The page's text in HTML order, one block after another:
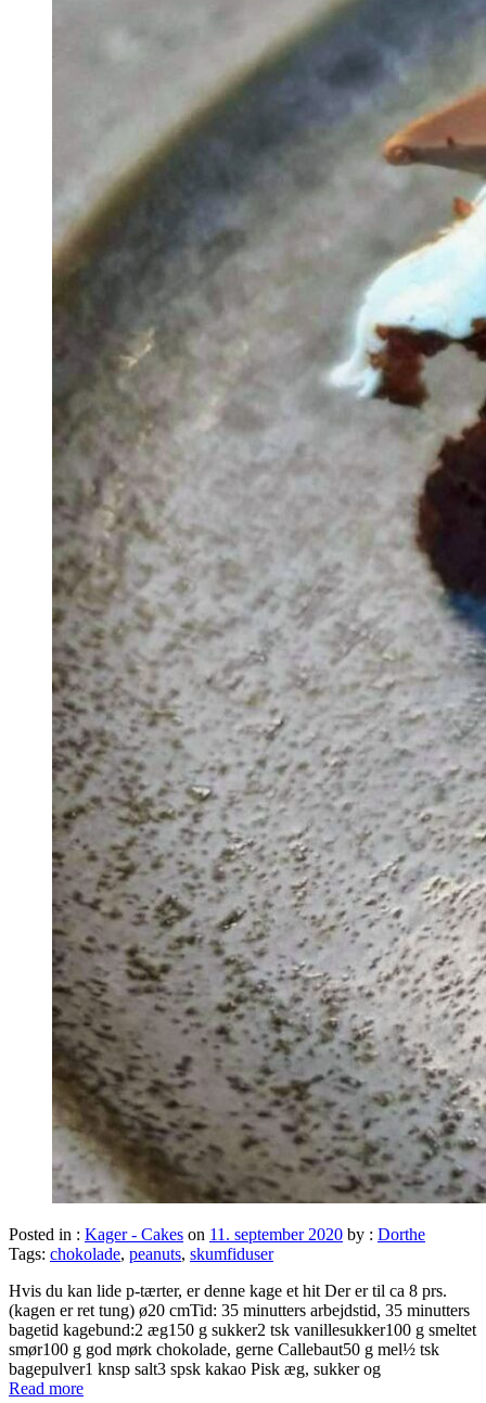
Posted in : Kager - Cakes on 11. september 2020 by : Dorthe
Tags: chokolade, peanuts, skumfiduser
Hvis du kan lide p-tærter, er denne kage et hit Der er til ca 8 prs.
(kagen er ret tung) ø20 cmTid: 35 minutters arbejdstid, 35 minutters
bagetid kagebund:2 æg150 g sukker2 tsk vanillesukker100 g smeltet
smør100 g god mørk chokolade, gerne Callebaut50 g mel½ tsk
bagepulver1 knsp salt3 spsk kakao Pisk æg, sukker og
Read more